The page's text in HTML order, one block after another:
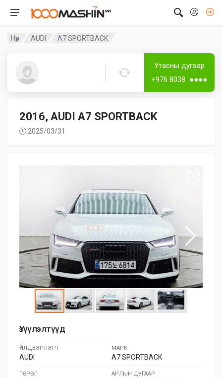
Нүүр AUDI A7 SPORTBACK
Утасны дугаар
+976 8038 ●●●●
2016, AUDI A7 SPORTBACK
2025/03/31
Үзүүлэлтүүд
ҮЙЛДВЭРЛЭГЧ
AUDI
МАРК
A7 SPORTBACK
ТӨРӨЛ АРЛЫН ДУГААР